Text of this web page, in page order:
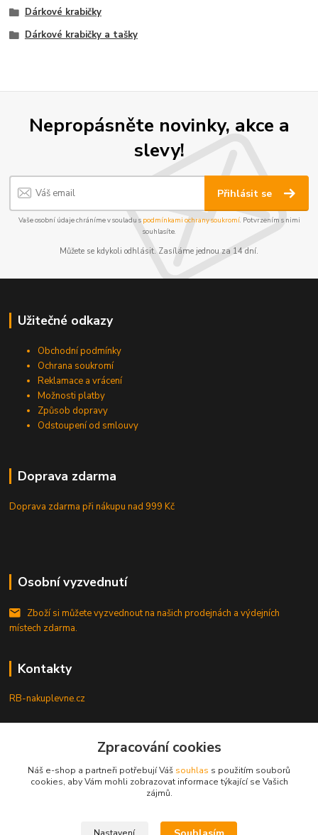
Dárkové krabičky
Dárkové krabičky a tašky
Nepropásněte novinky, akce a
slevy!
Přihlásit se
Vaše osobní údaje chráníme v souladu s podmínkami ochrany soukromí. Potvrzením s nimi
souhlasíte.
Můžete se kdykoli odhlásit. Zasíláme jednou za 14 dní.
Užitečné odkazy
Obchodní podmínky
Ochrana soukromí
Reklamace a vrácení
Možnosti platby
Způsob dopravy
Odstoupení od smlouvy
Doprava zdarma
Doprava zdarma při nákupunad 999 Kč
Osobní vyzvednutí
Zboží si můžete vyzvednout na našich prodejnách a výdejních
místech zdarma.
Kontakty
RB-nakuplevne.cz
+420 222722421
info@rb-nakuplevne.cz
Zpracování cookies
Náš e-shop a partneři potřebují Váš souhlas s použitím souborů
cookies, aby Vám mohli zobrazovat informace týkající se Vašich
zájmů.